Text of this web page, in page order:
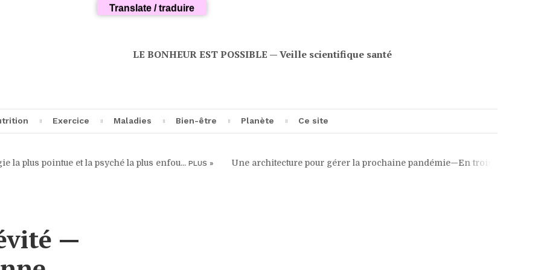
LE BONHEUR EST POSSIBLE — Veille scientifique santé
Exercice Maladies Bien-être Planète Ce site
et la psyché la plus enfou...PLUS » Une architecture pour gérer la prochaine pandémie —En trois ans, l'OMS a mis en
—
Translate / traduire